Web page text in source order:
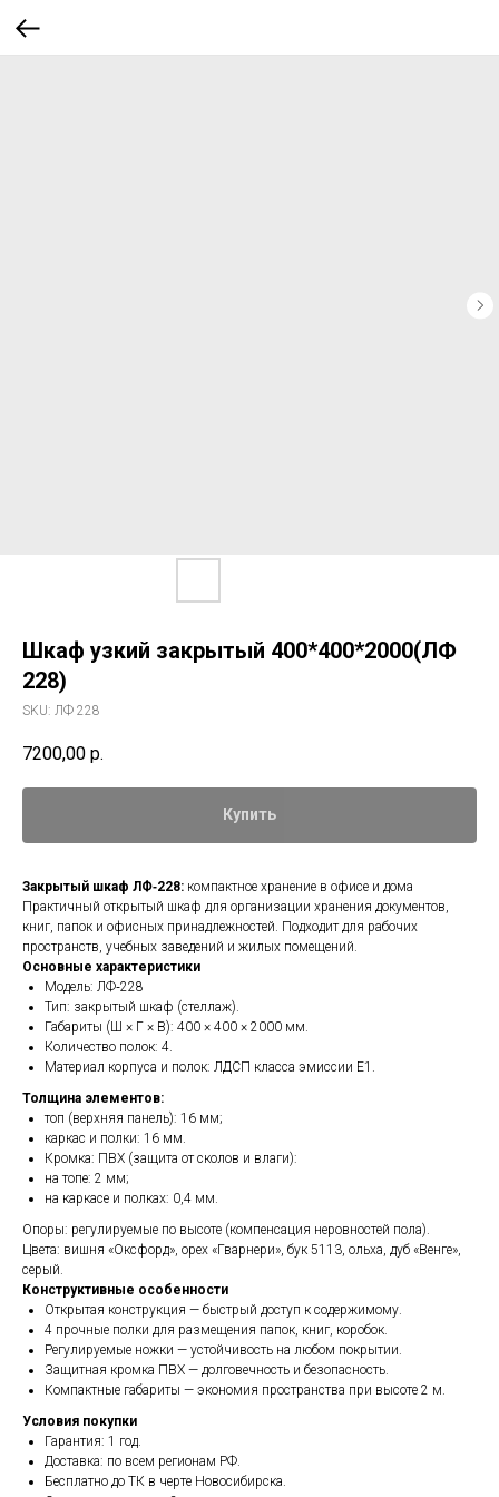
Шкаф узкий закрытый 400*400*2000(ЛФ
228)
SKU: ЛФ 228
7200,00 р.
Купить
Закрытый шкаф ЛФ‑228: компактное хранение в офисе и дома
Практичный открытый шкаф для организации хранения документов,
книг, папок и офисных принадлежностей. Подходит для рабочих
пространств, учебных заведений и жилых помещений.
Основные характеристики
Модель: ЛФ‑228
Тип: закрытый шкаф (стеллаж).
Габариты (Ш × Г × В): 400 × 400 × 2000 мм.
Количество полок: 4.
Материал корпуса и полок: ЛДСП класса эмиссии Е1.
Толщина элементов:
топ (верхняя панель): 16 мм;
каркас и полки: 16 мм.
Кромка: ПВХ (защита от сколов и влаги):
на топе: 2 мм;
на каркасе и полках: 0,4 мм.
Опоры: регулируемые по высоте (компенсация неровностей пола).
Цвета: вишня «Оксфорд», орех «Гварнери», бук 5113, ольха, дуб «Венге»,
серый.
Конструктивные особенности
Открытая конструкция — быстрый доступ к содержимому.
4 прочные полки для размещения папок, книг, коробок.
Регулируемые ножки — устойчивость на любом покрытии.
Защитная кромка ПВХ — долговечность и безопасность.
Компактные габариты — экономия пространства при высоте 2 м.
Условия покупки
Гарантия: 1 год.
Доставка: по всем регионам РФ.
Бесплатно до ТК в черте Новосибирска.